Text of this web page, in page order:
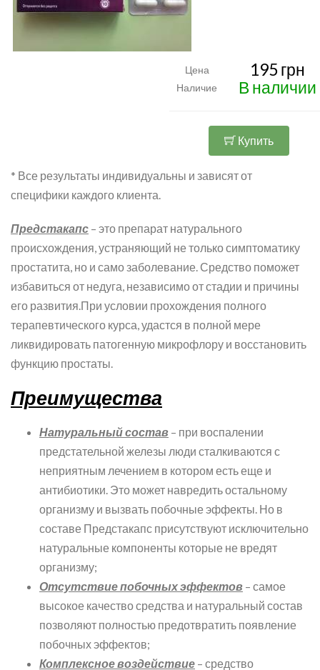
Цена 195 грн
Наличие В наличии
Купить
* Все результаты индивидуальны и зависят от
специфики каждого клиента.
Предстакапс – это препарат натурального
происхождения, устраняющий не только симптоматику
простатита, но и само заболевание. Средство поможет
избавиться от недуга, независимо от стадии и причины
его развития.При условии прохождения полного
терапевтического курса, удастся в полной мере
ликвидировать патогенную микрофлору и восстановить
функцию простаты.
Преимущества
Натуральный состав – при воспалении
предстательной железы люди сталкиваются с
неприятным лечением в котором есть еще и
антибиотики. Это может навредить остальному
организму и вызвать побочные эффекты. Но в
составе Предстакапс присутствуют исключительно
натуральные компоненты которые не вредят
организму;
Отсутствие побочных эффектов – самое
высокое качество средства и натуральный состав
позволяют полностью предотвратить появление
побочных эффектов;
Комплексное воздействие – средство